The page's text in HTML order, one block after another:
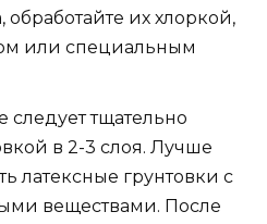
их хлоркой,
или специальным
следует тщательно
в 2-3 слоя. Лучше
латексные грунтовки с
веществами. После